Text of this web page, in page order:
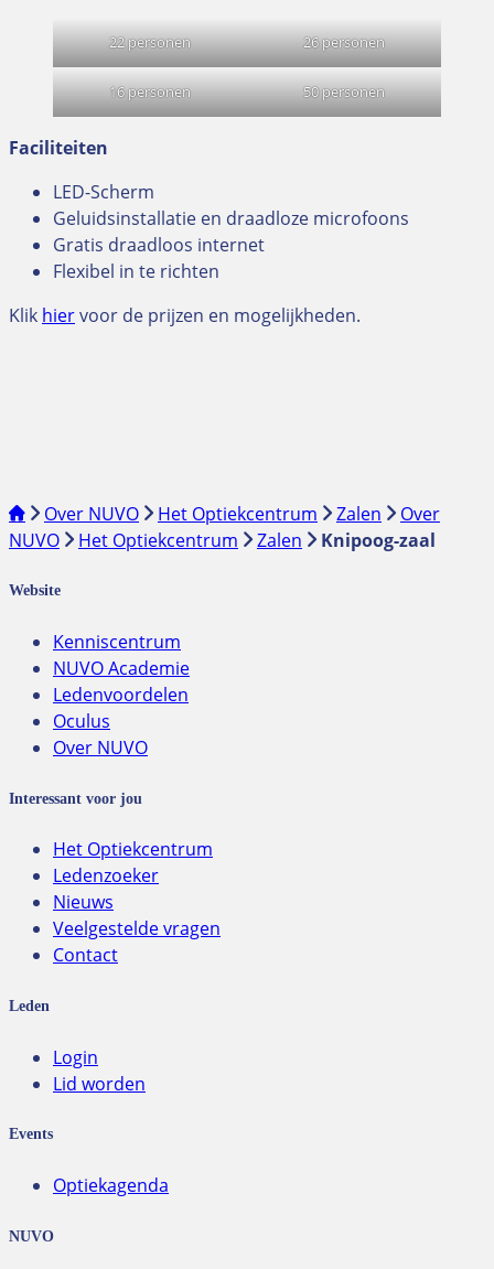
22 personen 26 personen
16 personen 50 personen
Faciliteiten
LED-Scherm
Geluidsinstallatie en draadloze microfoons
Gratis draadloos internet
Flexibel in te richten
Klik hiervoor de prijzen en mogelijkheden.
Over NUVO Het Optiekcentrum Zalen
Over
NUVO
Het Optiekcentrum Zalen Knipoog-zaal
Website
Kenniscentrum
NUVO Academie
Ledenvoordelen
Oculus
Over NUVO
Interessant voor jou
Het Optiekcentrum
Ledenzoeker
Nieuws
Veelgestelde vragen
Contact
Leden
Login
Lid worden
Events
Optiekagenda
NUVO